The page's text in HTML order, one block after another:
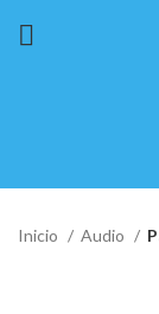
Inicio Audio
Envío